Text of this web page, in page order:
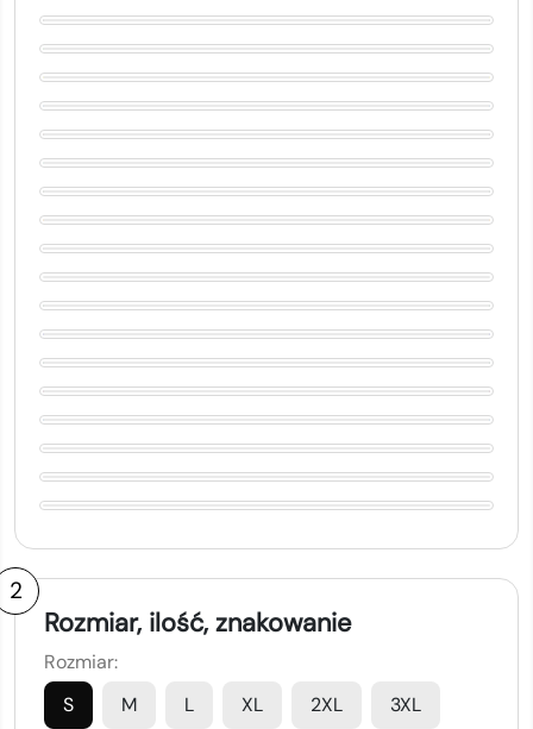
2
Rozmiar, ilość, znakowanie
Rozmiar:
S
M L XL 2XL 3XL